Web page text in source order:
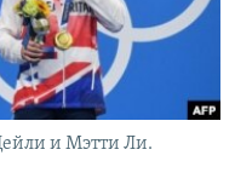
и Мэтти Ли.